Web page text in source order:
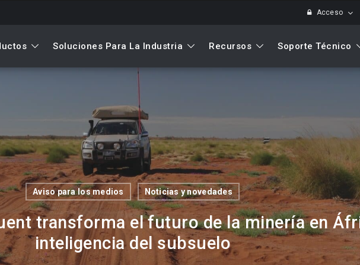
Acceso
Buscar
Soluciones Para La Industria Recursos Soporte Técnico
Aviso para los medios Noticias y novedades
transforma el futuro de la minería en
inteligencia del subsuelo